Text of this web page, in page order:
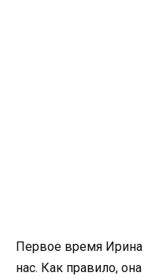
Первое время Ирина
нас. Как правило,